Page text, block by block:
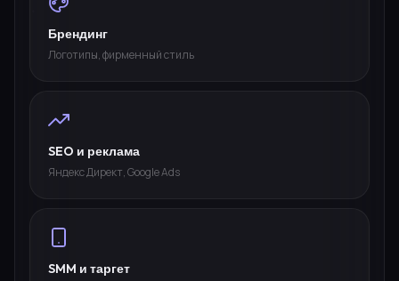
Брендинг
Логотипы, фирменный стиль
SEO и реклама
Яндекс Директ, Google Ads
SMM и таргет